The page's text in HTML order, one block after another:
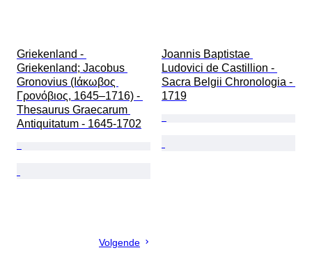
Griekenland -
Griekenland; Jacobus
Gronovius (Ιάκωβος
Γρονόβιος, 1645–1716) -
Thesaurus Graecarum
Antiquitatum - 1645-1702
Joannis Baptistae
Ludovici de Castillion -
Sacra Belgii Chronologia -
1719
Volgende